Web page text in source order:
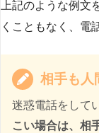
上記のような例文
くこともなく、電
相手も人
迷惑電話をして
こい場合は、相